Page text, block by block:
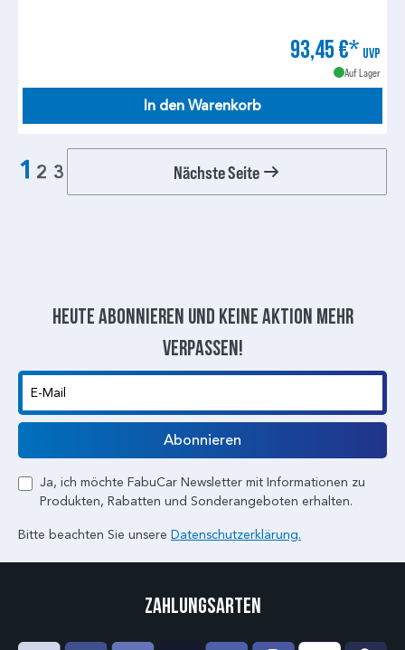
93,45 €* UVP
Auf Lager
In den Warenkorb
1 2 3 Nächste Seite
Heute abonnieren und keine aktion mehr
verpassen!
E-Mail
Abonnieren
Ja, ich möchte FabuCar Newsletter mit Informationen zu
Produkten, Rabatten und Sonderangeboten erhalten.
Bitte beachten Sie unsere Datenschutzerklärung.
Zahlungsarten